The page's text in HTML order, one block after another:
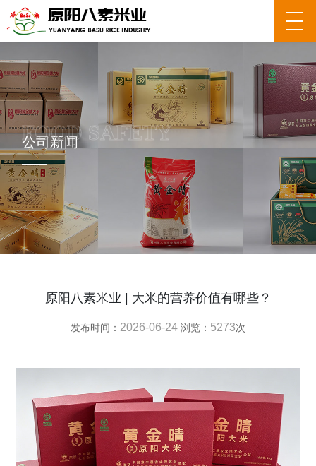
公司新闻
原阳八素米业 | 大米的营养价值有哪些？
发布时间： 2026-06-24 浏览： 5273次